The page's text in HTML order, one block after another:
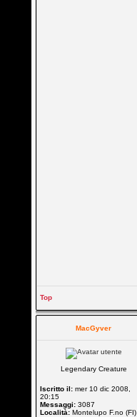
Top
MacGyver
Legendary Creature
Iscritto il: mer 10 dic 2008,
20:15
Messaggi: 3087
Località: Montelupo F.no (FI)